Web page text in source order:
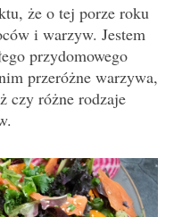
że o tej porze roku
i warzyw. Jestem
przydomowego
przeróżne warzywa,
czy różne rodzaje